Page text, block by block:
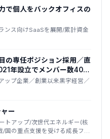
で個人をバックオフィスの
ンス向けSaaSを展開/累計資金
の専任ポジション採用／直
年設立でメンバー数400
ップ企業／創業以来黒字経営／
ー
トアップ/次世代エネルギー(核
国の重点支援を受ける成長フェ